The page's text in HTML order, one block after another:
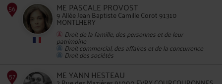
ME PASCALE PROVOST
9 Allée Jean Baptiste Camille Corot 91310
MONTLHERY
Droit de la famille, des personnes et de leur
patrimoine
Droit commercial, des affaires et de la concurrence
Droit des sociétés
ME YANN HESTEAU